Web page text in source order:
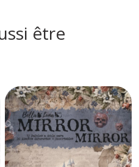
être